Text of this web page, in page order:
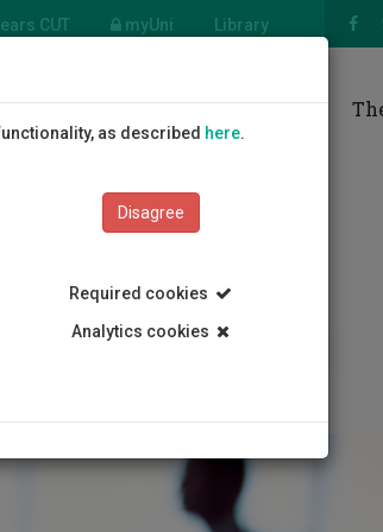
CUT myUni Library
Education Research
as described here.
Disagree
Required cookies
Analytics cookies